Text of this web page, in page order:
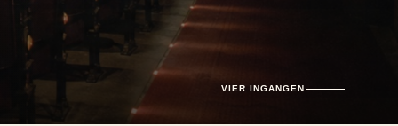
VIER INGANGEN